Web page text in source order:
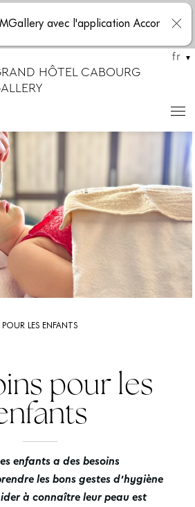
HÔTEL CABOURG
fr
POUR LES ENFANTS
pour les
enfants a des besoins
les bons gestes d’hygiène
à connaître leur peau est
avec l'application Accor